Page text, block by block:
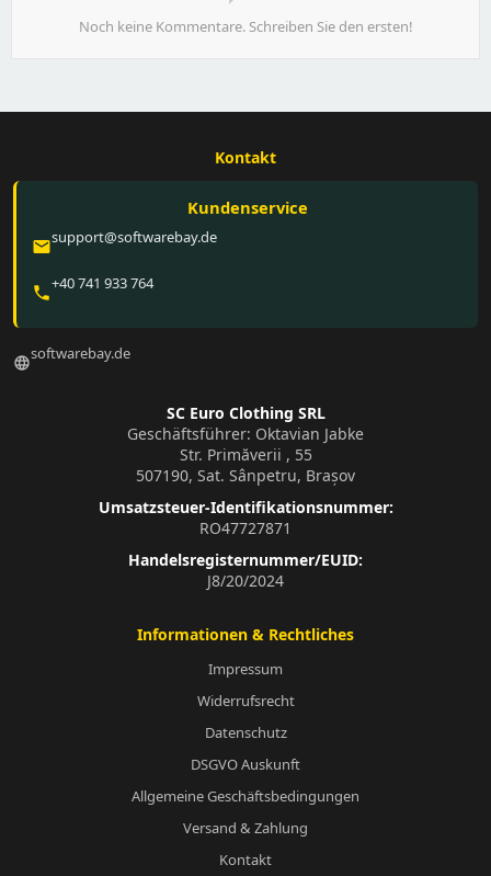
Noch keine Kommentare. Schreiben Sie den ersten!
Kontakt
Kundenservice
emailsupport@softwarebay.de
phone+40 741 933 764
languagesoftwarebay.de
SC Euro Clothing SRL
Geschäftsführer: Oktavian Jabke
Str. Primăverii , 55
507190, Sat. Sânpetru, Brașov
Umsatzsteuer-Identifikationsnummer:
RO47727871
Handelsregisternummer/EUID:
J8/20/2024
Informationen & Rechtliches
Impressum
Widerrufsrecht
Datenschutz
DSGVO Auskunft
Allgemeine Geschäftsbedingungen
Versand & Zahlung
Kontakt